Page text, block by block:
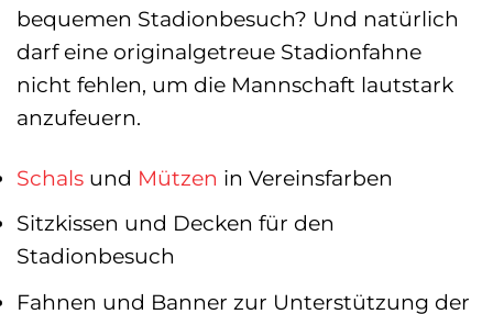
bequemen Stadionbesuch? Und natürlich
darf eine originalgetreue Stadionfahne
nicht fehlen, um die Mannschaft lautstark
anzufeuern.
Schals und Mützen in Vereinsfarben
Sitzkissen und Decken für den
Stadionbesuch
Fahnen und Banner zur Unterstützung der